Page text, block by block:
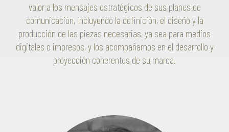
valor a los mensajes estratégicos de sus planes de
comunicación, incluyendo la definición, el diseño y la
producción de las piezas necesarias, ya sea para medios
digitales o impresos, y los acompañamos en el desarrollo y
proyección coherentes de su marca.